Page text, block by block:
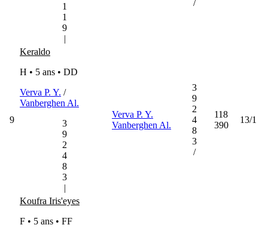
1
1
9
|
/
9
Keraldo
H • 5 ans • DD
Verva P. Y. /
Vanberghen Al.
3
9
2
4
8
3
|
Verva P. Y.
Vanberghen Al.
3
9
2
4
8
3
/
118
390
13/1
Koufra Iris'eyes
F • 5 ans • FF